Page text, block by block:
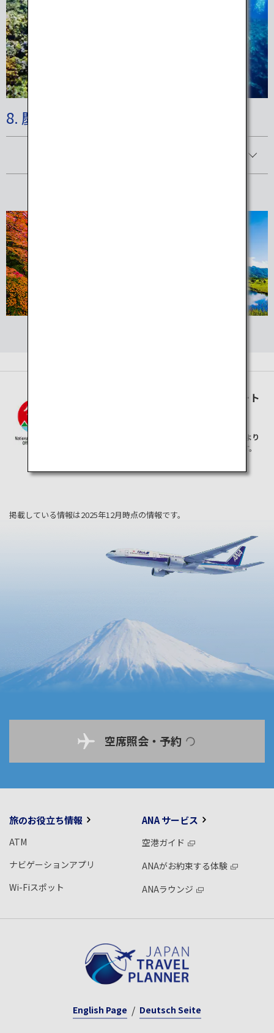
8. 慶良間諸島国立公園
ANA・ANA Xは国立公園オフィシャルパート
より
画像・文章の提供を受け、一部加工し制作しております。
掲載している情報は2025年12月時点の情報です。
空席照会・予約
旅のお役立ち情報
ATM
ナビゲーションアプリ
Wi-Fiスポット
ANA サービス
空港ガイド
ANAがお約束する体験
ANAラウンジ
English Page Deutsch Seite